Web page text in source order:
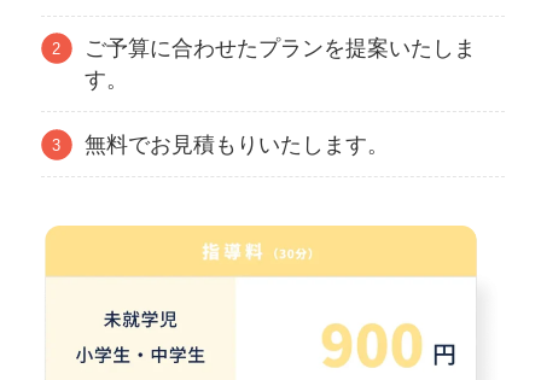
ご予算に合わせたプランを提案いたしま
す。
無料でお見積もりいたします。